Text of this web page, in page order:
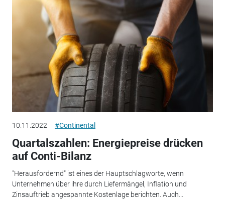
10.11.2022 #Continental
Quartalszahlen: Energiepreise drücken
auf Conti-Bilanz
"Herausfordernd" ist eines der Hauptschlagworte, wenn
Unternehmen über ihre durch Liefermängel, Inflation und
Zinsauftrieb angespannte Kostenlage berichten. Auch...